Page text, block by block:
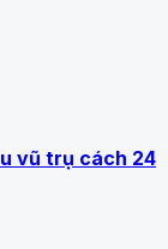
vũ trụ cách 24